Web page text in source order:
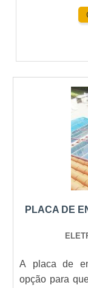
PLACA DE
A placa de
opção para